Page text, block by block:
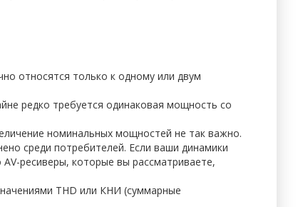
относятся только к одному или двум
редко требуется одинаковая мощность со
номинальных мощностей не так важно.
среди потребителей. Если ваши динамики
ресиверы, которые вы рассматриваете,
THD или КНИ (суммарные